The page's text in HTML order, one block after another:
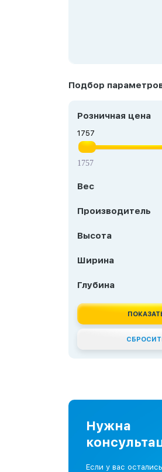
Подбор
Розничная цена
1757
Вес
Производитель
Высота
Ширина
Глубина
Нужна
Если у вас